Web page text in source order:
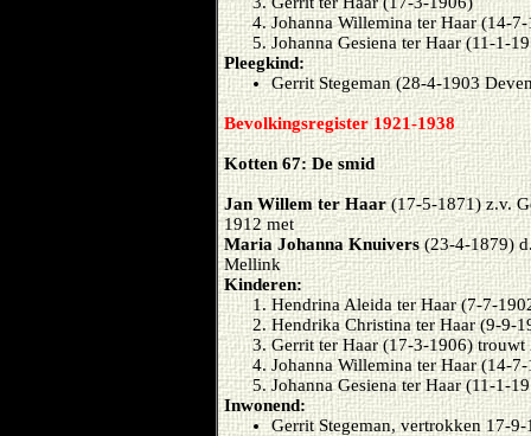
Johanna Willemina ter Haar (14-
Johanna Gesiena ter Haar (11-1-
Pleegkind:
Gerrit Stegeman (28-4-1903
Bevolkingsregister 1921-1938
Kotten 67: De smid
Jan Willem ter Haar(17-5-1871) z.v.
1912 met
Maria Johanna Knuivers(23-4-1879)
Mellink
Kinderen:
Hendrina Aleida ter Haar (7-7-
Hendrika Christina ter Haar (9-9-
Gerrit ter Haar (17-3-1906)
Johanna Willemina ter Haar (14-
Johanna Gesiena ter Haar (11-1-
Inwonend:
Gerrit Stegeman, vertrokken 17-